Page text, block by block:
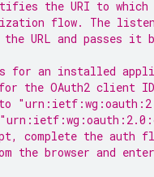
the URI to
flow. The
URL and passes
for an installed
the OAuth2 client
complete the auth
browser and